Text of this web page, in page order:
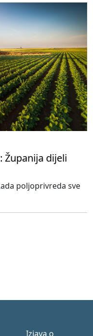
Županija dijeli
poljoprivreda sve
Izjava o